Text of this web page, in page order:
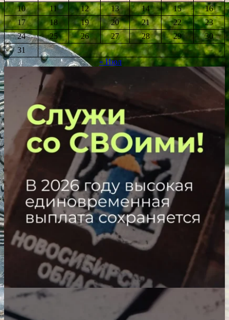
10
11 12 13 14 15
16
17
18 19 20 21 22
23
24
25 26 27 28 29
30
31
« Июл